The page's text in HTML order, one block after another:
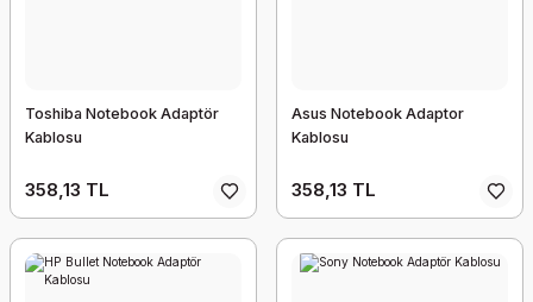
Toshiba Notebook Adaptör
Kablosu
358,13 TL
Asus Notebook Adaptor
Kablosu
358,13 TL